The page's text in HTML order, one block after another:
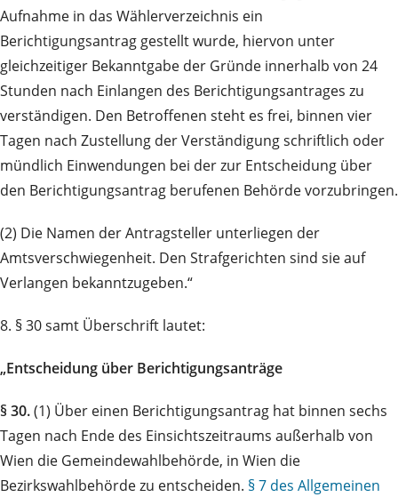
Aufnahme in das Wählerverzeichnis ein
Berichtigungsantrag gestellt wurde, hiervon unter
gleichzeitiger Bekanntgabe der Gründe innerhalb von 24
Stunden nach Einlangen des Berichtigungsantrages zu
verständigen. Den Betroffenen steht es frei, binnen vier
Tagen nach Zustellung der Verständigung schriftlich oder
mündlich Einwendungen bei der zur Entscheidung über
den Berichtigungsantrag berufenen Behörde vorzubringen.
(2) Die Namen der Antragsteller unterliegen der
Amtsverschwiegenheit. Den Strafgerichten sind sie auf
Verlangen bekanntzugeben.“
8. § 30 samt Überschrift lautet:
„Entscheidung über Berichtigungsanträge
§ 30.(1) Über einen Berichtigungsantrag hat binnen sechs
Tagen nach Ende des Einsichtszeitraums außerhalb von
Wien die Gemeindewahlbehörde, in Wien die
Bezirkswahlbehörde zu entscheiden. § 7 des Allgemeinen